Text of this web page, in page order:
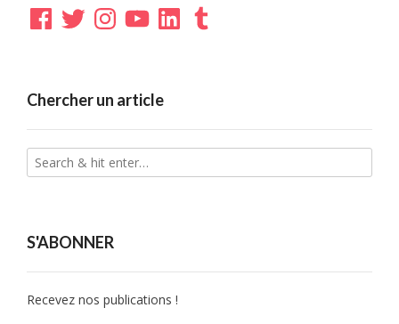
Facebook
TwitterInstagramYouTubeLinkedInTumblr
Chercher un article
S'ABONNER
Recevez nos publications !